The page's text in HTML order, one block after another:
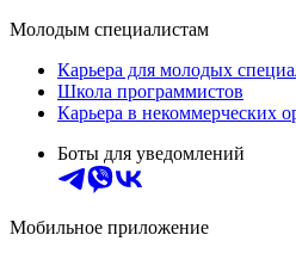
Молодым специалистам
Карьера для молодых
Школа программистов
Карьера в некоммерческих
Боты для уведомлений
Мобильное приложение